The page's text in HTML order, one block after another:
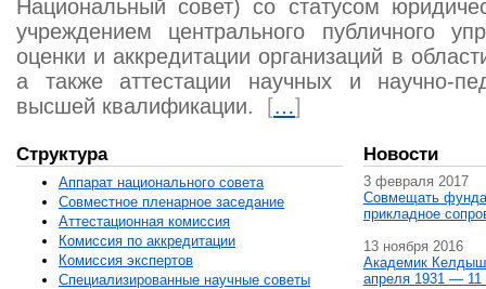
Национальный совет) со статусом
учреждением центрального публичного
оценки и аккредитации организаций в
а также аттестации научных и научно-
высшей квалификации.
[…]
Структура
Аппарат национального совета
Совместное пленарное заседание
Аттестационная комисcия
Комиссия по аккредитации
Комиссия экспертов
Специализированные научные советы
Новости
3 февраля 2017
Совмещать
прикладное
13 ноября 2016
Академик
апреля 1931 — 11